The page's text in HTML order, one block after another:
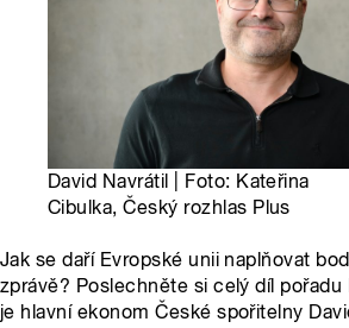
David Navrátil | Foto: Kateřina
Cibulka, Český rozhlas Plus
Jak se daří Evropské unii naplňovat
zprávě? Poslechněte si celý díl
je hlavní ekonom České spořitelny